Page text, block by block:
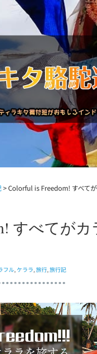
>Colorful is Freedom! すべて
すべてが
フル, ケララ,旅行,旅行記